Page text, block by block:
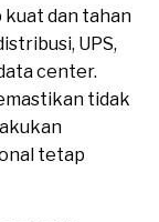
kuat dan tahan
UPS,
center.
tidak
tetap